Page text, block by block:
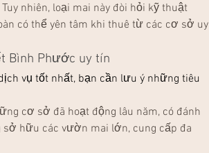
nhiên, loại mai này đòi hỏi kỹ thuật
có thể yên tâm khi thuê từ các cơ sở uy
Bình Phước uy tín
vụ tốt nhất, bạn cần lưu ý những tiêu
cơ sở đã hoạt động lâu năm, có đánh
hữu các vườn mai lớn, cung cấp đa